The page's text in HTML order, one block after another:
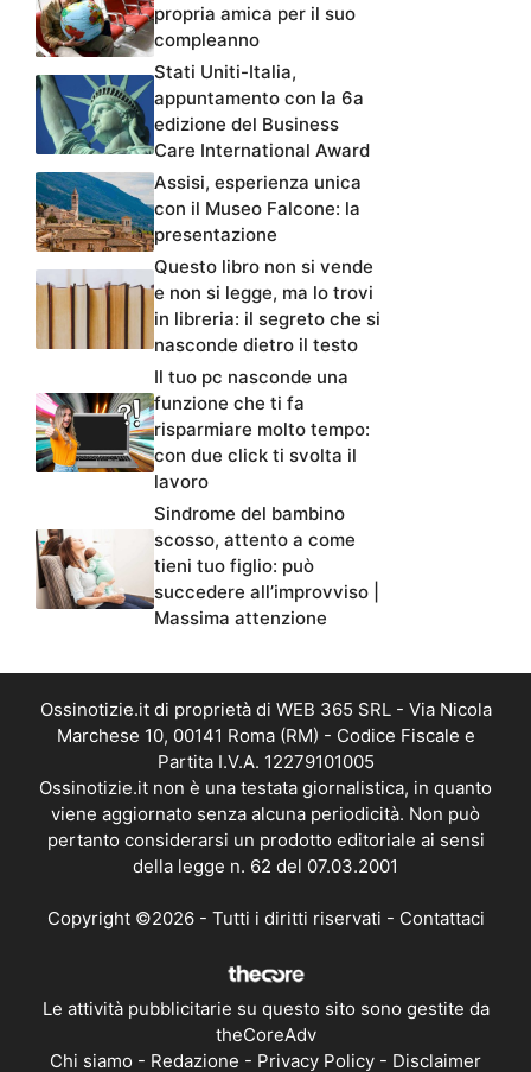
propria amica per il suo
compleanno
Stati Uniti-Italia,
appuntamento con la 6a
edizione del Business
Care International Award
Assisi, esperienza unica
con il Museo Falcone: la
presentazione
Questo libro non si vende
e non si legge, ma lo trovi
in libreria: il segreto che si
nasconde dietro il testo
Il tuo pc nasconde una
funzione che ti fa
risparmiare molto tempo:
con due click ti svolta il
lavoro
Sindrome del bambino
scosso, attento a come
tieni tuo figlio: può
succedere all’improvviso |
Massima attenzione
Ossinotizie.it di proprietà di WEB 365 SRL - Via Nicola
Marchese 10, 00141 Roma (RM) - Codice Fiscale e
Partita I.V.A. 12279101005
Ossinotizie.it non è una testata giornalistica, in quanto
viene aggiornato senza alcuna periodicità. Non può
pertanto considerarsi un prodotto editoriale ai sensi
della legge n. 62 del 07.03.2001
Copyright ©2026 - Tutti i diritti riservati - Contattaci
Le attività pubblicitarie su questo sito sono gestite da
theCoreAdv
Chi siamo - Redazione - Privacy Policy - Disclaimer